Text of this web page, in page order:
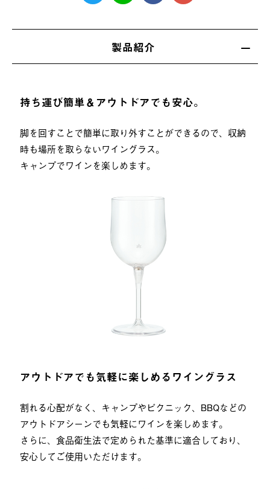
製品紹介
持ち運び簡単＆アウトドアでも安心。
脚を回すことで簡単に取り外すことができるので、収納
時も場所を取らないワイングラス。
キャンプでワインを楽しめます。
アウトドアでも気軽に楽しめるワイングラス
割れる心配がなく、キャンプやピクニック、BBQなどの
アウトドアシーンでも気軽にワインを楽しめます。
さらに、食品衛生法で定められた基準に適合しており、
安心してご使用いただけます。